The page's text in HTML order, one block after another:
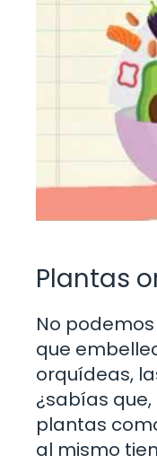
Plantas
No
que
orquídeas,
¿sabías
plantas
al mismo